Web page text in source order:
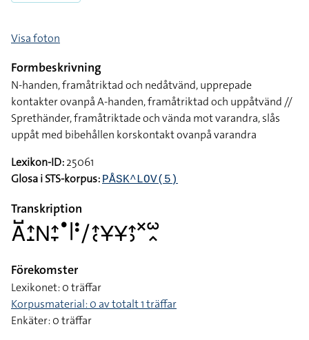
Visa foton
Formbeskrivning
N-handen, framåtriktad och nedåtvänd, upprepade
kontakter ovanpå A-handen, framåtriktad och uppåtvänd //
Sprethänder, framåtriktade och vända mot varandra, slås
uppåt med bibehållen korskontakt ovanpå varandra
Lexikon-ID:25061
Glosa i STS-korpus: PÅSK^LOV(5)
Transkription
􌤤􌤹􌤴􌤸􌥌􌤴􌥙􌤟􌥼􌥻􌥠􌤴􌥗􌥃􌥃􌤴􌤶􌦎􌥱􌥿
Förekomster
Lexikonet: 0 träffar
Korpusmaterial: 0 av totalt 1 träffar
Enkäter: 0 träffar